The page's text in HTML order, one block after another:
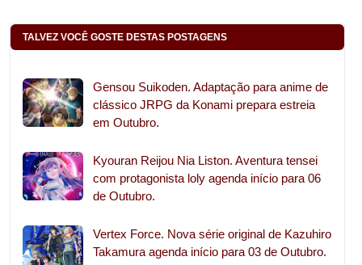
TALVEZ VOCÊ GOSTE DESTAS POSTAGENS
Gensou Suikoden. Adaptação para anime de
clássico JRPG da Konami prepara estreia
em Outubro.
Kyouran Reijou Nia Liston. Aventura tensei
com protagonista loly agenda início para 06
de Outubro.
Vertex Force. Nova série original de Kazuhiro
Takamura agenda início para 03 de Outubro.